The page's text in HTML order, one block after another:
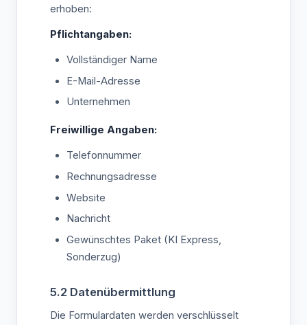
erhoben:
Pflichtangaben:
Vollständiger Name
E-Mail-Adresse
Unternehmen
Freiwillige Angaben:
Telefonnummer
Rechnungsadresse
Website
Nachricht
Gewünschtes Paket (KI Express,
Sonderzug)
5.2 Datenübermittlung
Die Formulardaten werden verschlüsselt